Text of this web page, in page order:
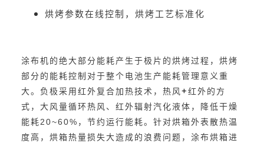
烘烤参数在线控制，烘烤工艺标准化
涂布机的绝大部分能耗产生于极片的烘烤过程，烘烤
部分的能耗控制对于整个电池生产能耗管理意义重
大。负极采用红外复合加热技术，热风+ 红外的方
式，大风量循环热风、红外辐射汽化液体，降低干燥
能耗 20~60% ，节约运行能耗。针对烘箱外表散热温
度高，烘箱热量损失大造成的浪费问题，涂布烘箱进